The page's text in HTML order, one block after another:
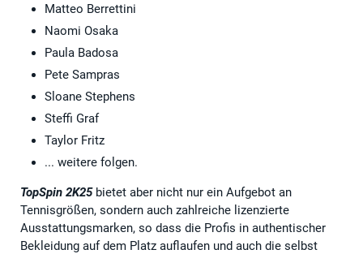
Matteo Berrettini
Naomi Osaka
Paula Badosa
Pete Sampras
Sloane Stephens
Steffi Graf
Taylor Fritz
... weitere folgen.
TopSpin 2K25bietet aber nicht nur ein Aufgebot an
Tennisgrößen, sondern auch zahlreiche lizenzierte
Ausstattungsmarken, so dass die Profis in authentischer
Bekleidung auf dem Platz auflaufen und auch die selbst